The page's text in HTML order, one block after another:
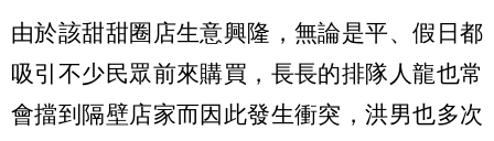
由於該甜甜圈店生意興隆，無論是平、假日都
吸引不少民眾前來購買，長長的排隊人龍也常
會擋到隔壁店家而因此發生衝突，洪男也多次